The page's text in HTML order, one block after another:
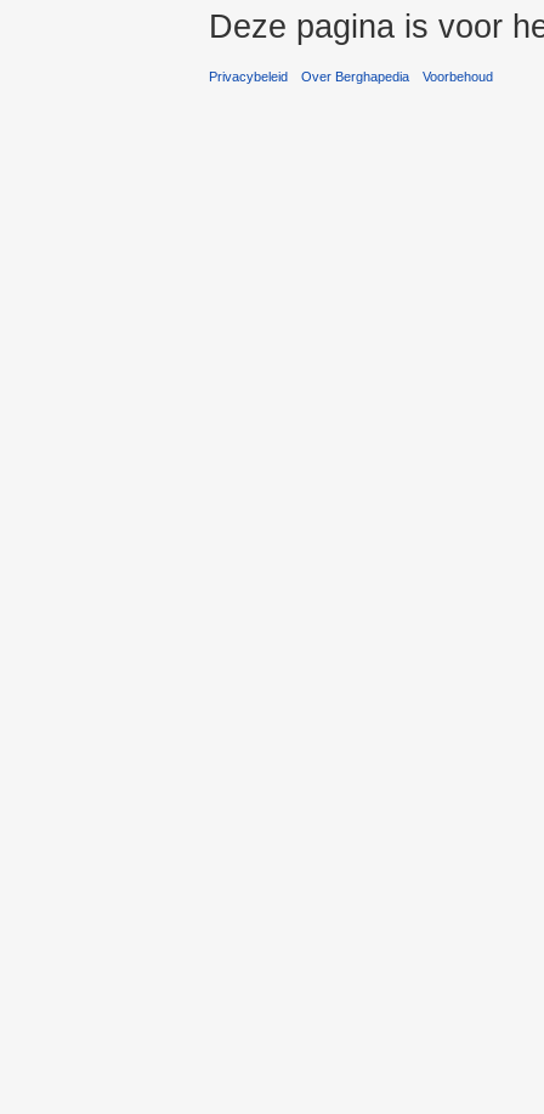
Deze pagina is voor
Privacybeleid Over Berghapedia Voorbehoud